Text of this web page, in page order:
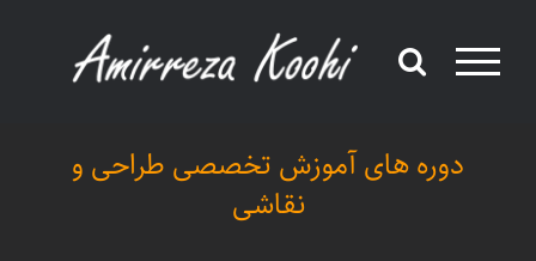
دوره های آموزش تخصصی طراحی و
نقاشی